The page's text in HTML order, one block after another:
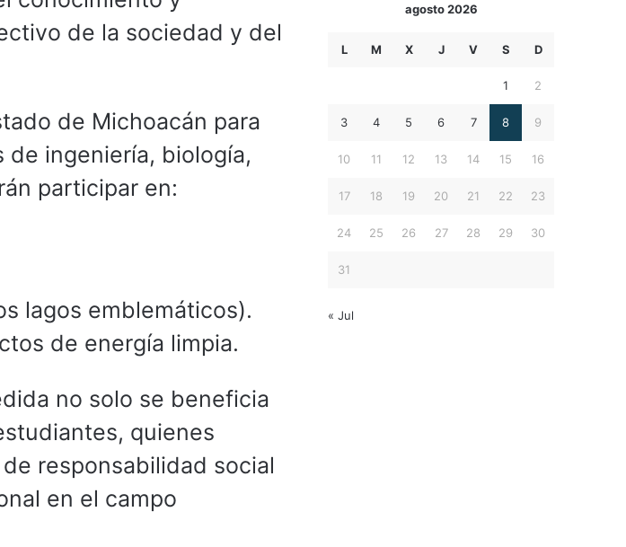
de la sociedad y del
de Michoacán para
ingeniería, biología,
participar en:
lagos emblemáticos).
de energía limpia.
no solo se beneficia
quienes
responsabilidad social
en el campo
agosto 2026
L M X J V S D
1 2
3 4 5 6 7 8 9
10 11 12 13 14 15 16
17 18 19 20 21 22 23
24 25 26 27 28 29 30
31
« Jul